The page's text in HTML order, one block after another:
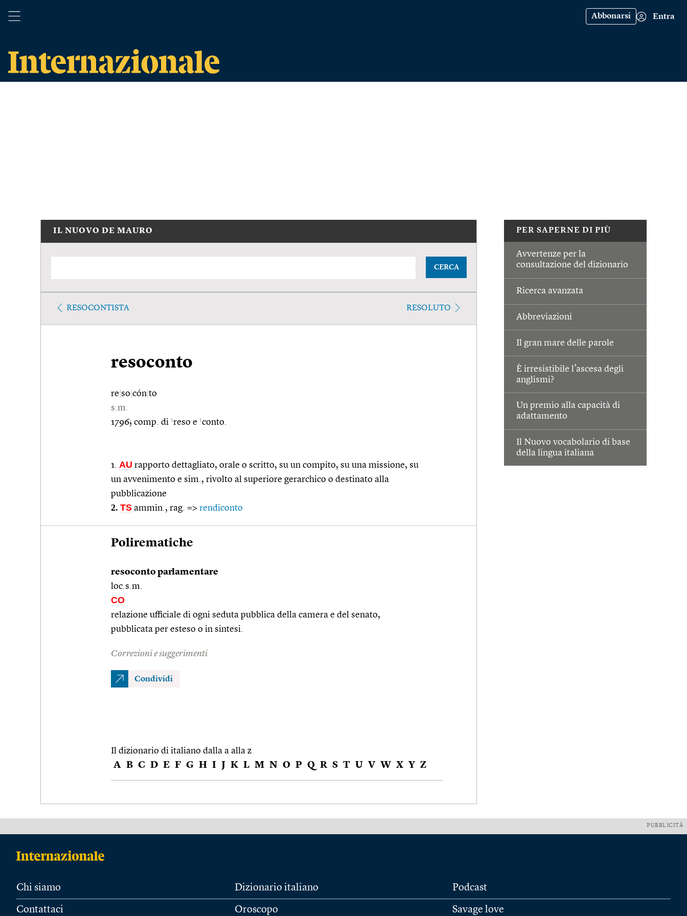
Abbonarsi Entra
PER SAPERNE DI PIÙ
Avvertenze per la
consultazione del dizionario
Ricerca avanzata
Abbreviazioni
Il gran mare delle parole
È irresistibile l’ascesa degli
anglismi?
Un premio alla capacità di
adattamento
Il Nuovo vocabolario di base
della lingua italiana
IL NUOVO DE MAURO
CERCA
RESOCONTISTA RESOLUTO
resoconto
re so cón to
s.m.
1796; comp. di 1reso e 1conto.
1. AU rapporto dettagliato, orale o scritto, su un compito, su una missione, su
un avvenimento e sim., rivolto al superiore gerarchico o destinato alla
pubblicazione
2. TS ammin., rag. => rendiconto
Polirematiche
resoconto parlamentare
loc.s.m.
CO
relazione ufficiale di ogni seduta pubblica della camera e del senato,
pubblicata per esteso o in sintesi.
Correzioni e suggerimenti
Condividi
Il dizionario di italiano dalla a alla z
A B C D E F G H I J K L M N O P Q R S T U V W X Y Z
PUBBLICITÀ
Chi siamo
Contattaci
Dizionario italiano
Oroscopo
Podcast
Savage love